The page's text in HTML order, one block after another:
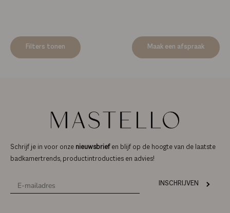
Filters tonen Maak een afspraak
Schrijf je in voor onze nieuwsbrief en blijf op de hoogte van de laatste
badkamertrends, productintroducties en advies!
INSCHRIJVEN